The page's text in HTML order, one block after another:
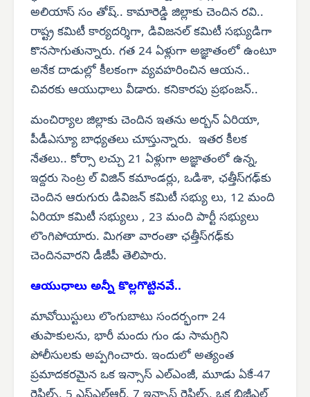
అలియాస్ సం తోష్.. కామారెడ్డి జిల్లాకు చెందిన రవి..
రాష్ట్ర కమిటీ కార్యదర్శిగా, డివిజనల్ కమిటీ సభ్యుడిగా
కొనసాగుతున్నారు. గత 24 ఏళ్లుగా అజ్ఞాతంలో ఉంటూ
అనేక దాడుల్లో కీలకంగా వ్యవహరించిన ఆయన..
చివరకు ఆయుధాలు వీడారు. కనికారపు ప్రభంజన్..
మంచిర్యాల జిల్లాకు చెందిన ఇతను అర్బన్ ఏరియా,
పీడీఎస్యూ బాధ్యతలు చూస్తున్నారు. ఇతర కీలక
నేతలు.. కోర్సా లచ్చు 21 ఏళ్లుగా అజ్ఞాతంలో ఉన్న,
ఇద్దరు సెంట్ర ల్ విజిన్ కమాండర్లు, ఒడిశా, ఛత్తీస్‌గఢ్‌కు
చెందిన ఆరుగురు డివిజన్ కమిటీ సభ్యు లు, 12 మంది
ఏరియా కమిటీ సభ్యులు , 23 మంది పార్టీ సభ్యులు
లొంగిపోయారు. మిగతా వారంతా ఛత్తీస్‌గఢ్‌కు
చెందినవారని డీజీపీ తెలిపారు.
ఆయుధాలు అన్నీ కొల్లగొట్టినవే..
మావోయిస్టులు లొంగుబాటు సందర్భంగా 24
తుపాకులను, భారీ మందు గుం డు సామగ్రిని
పోలీసులకు అప్పగించారు. ఇందులో అత్యంత
ప్రమాదకరమైన ఒక ఇన్సాస్ ఎల్‌ఎంజీ, మూడు ఏకే-47